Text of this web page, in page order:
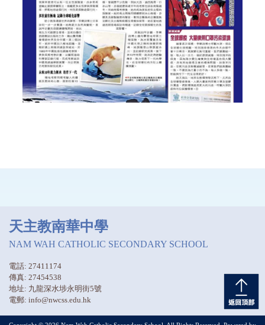
天主教南華中學
NAM WAH CATHOLIC SECONDARY SCHOOL
電話: 27411174
傳真: 27454538
地址: 九龍深水埗永明街5號
電郵: info@nwcss.edu.hk